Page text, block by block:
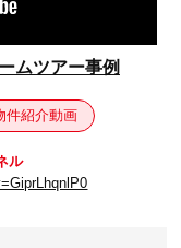
ムツアー事例
件紹介動画
ル